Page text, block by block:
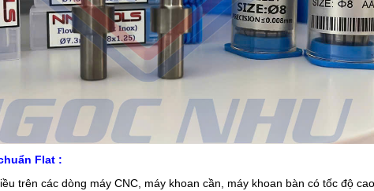
Flat :
trên các dòng máy CNC, máy khoan cần, máy khoan bàn có tốc độ